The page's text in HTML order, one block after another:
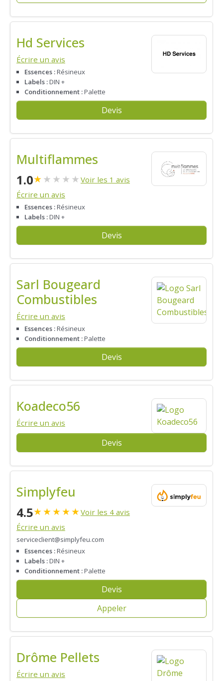
Hd Services
Écrire un avis
Essences :Résineux
Labels :DIN +
Conditionnement :Palette
Devis
Multiflammes
1.0★★ ★ ★ ★ Voir les 1 avis
Écrire un avis
Essences :Résineux
Labels :DIN +
Devis
Sarl Bougeard
Combustibles
Écrire un avis
Essences :Résineux
Conditionnement :Palette
Devis
Koadeco56
Écrire un avis
Devis
Simplyfeu
4.5★★★★★Voir les 4 avis
Écrire un avis
serviceclient@simplyfeu.com
Essences :Résineux
Labels :DIN +
Conditionnement :Palette
Devis
Appeler
Drôme Pellets
Écrire un avis